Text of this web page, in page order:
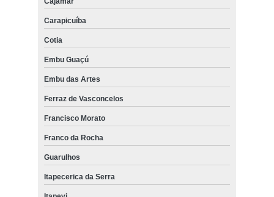
Carapicuíba
Cotia
Embu Guaçú
Embu das Artes
Ferraz de Vasconcelos
Francisco Morato
Franco da Rocha
Guarulhos
Itapecerica da Serra